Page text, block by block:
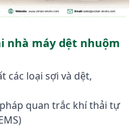
nhà máy dệt nhuộm
các loại sợi và dệt,
quan trắc khí thải tự